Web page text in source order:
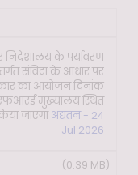
के पर्यावरण
संविदा के आधार पर
का आयोजन दिनांक
मुख्यालय स्थित
जाएगाअद्यतन - 24
Jul 2026
(0.39 MB)